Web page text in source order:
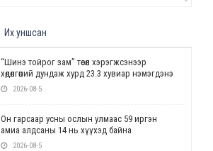
Их уншсан
“Шинэ тойрог зам” төсөл хэрэгжсэнээр
хөдөлгөөний дундаж хурд 23.3 хувиар нэмэгдэнэ
2026-08-5
Он гарсаар усны ослын улмаас 59 иргэн
амиа алдсаны 14 нь хүүхэд байна
2026-08-5